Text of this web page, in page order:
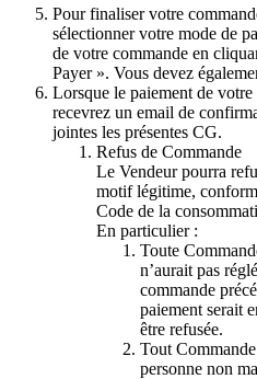
Pour finaliser votre
sélectionner votre mode de
de votre commande en
Payer ». Vous devez
Lorsque le paiement de
recevrez un email de
jointes les présentes CG.
Refus de Commande
Le Vendeur pourra
motif légitime,
Code de la
En particulier :
Toute
n’aurait pas
commande
paiement serait
être refusée.
Tout
personne non